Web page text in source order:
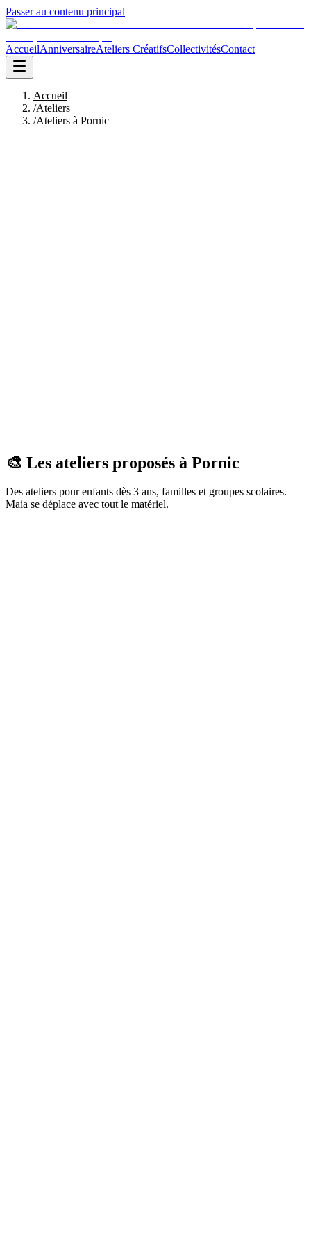
Passer au contenu principal
AccueilAnniversaireAteliers CréatifsCollectivitésContact
Accueil
/Ateliers
/Ateliers à Pornic
🎨 Les ateliers proposés à Pornic
Des ateliers pour enfants dès 3 ans, familles et groupes scolaires.
Maia se déplace avec tout le matériel.